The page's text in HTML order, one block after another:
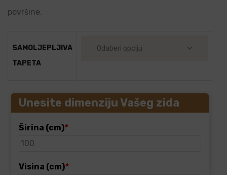
površine.
SAMOLJEPLJIVA
TAPETA
Unesite dimenziju Vašeg zida
Širina (cm)*
Visina (cm)*